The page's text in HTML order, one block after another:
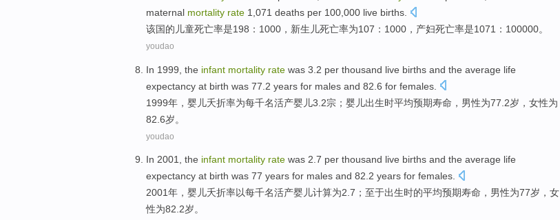
maternal mortality rate 1,071 deaths per 100,000 live births.
该国的 儿童死亡率是198：1000， 新生儿死亡率为107：1000， 产妇死亡率是1071：100000。
youdao
In 1999, the infant mortality rate was 3.2 per thousand live births and the average life
expectancy at birth was 77.2 years for males and 82.6 for females.
1999年， 婴儿夭折率为每千名活产婴儿3.2宗；婴儿出生时平均预期寿命， 男性为77.2岁 ，女性为
82.6岁。
youdao
In 2001, the infant mortality rate was 2.7 per thousand live births and the average life
expectancy at birth was 77 years for males and 82.2 years for females.
2001年， 婴儿夭折率以每千名活产婴儿计算为2.7；至于出生时的平均预期寿命， 男性为77岁 ，女
性为82.2岁。